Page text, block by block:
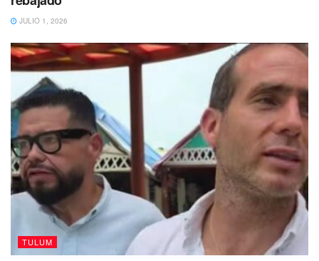
Diego Castañón Trejo reafirma su compromiso de construir
una Tulum más segura y con infraestructura vial moderna,
en beneficio de la ciudadanía y los millones de visitantes
que llegan cada año.
Tags: Tulum
JULIO 1, 2026
TULUM